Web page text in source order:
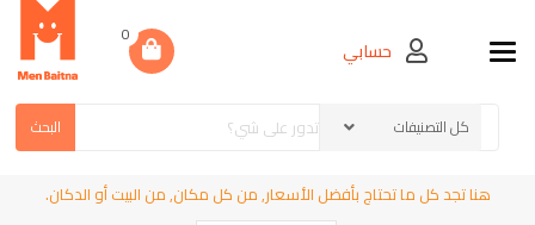
Toggle navigationحسابي
0
البحث
هنا تجد كل ما تحتاج بأفضل الأسعار, من كل مكان, من البيت أو الدكان.